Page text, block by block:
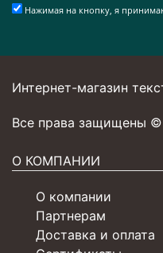
Нажимая на кнопку, я
Интернет-магазин
Все права защищены
О КОМПАНИИ
О компании
Партнерам
Доставка и оплата